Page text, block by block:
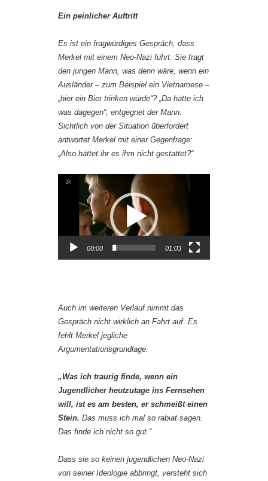
Ein peinlicher Auftritt
Es ist ein fragwürdiges Gespräch, dass
Merkel mit einem Neo-Nazi führt. Sie fragt
den jungen Mann, was denn wäre, wenn ein
Ausländer – zum Beispiel ein Vietnamese –
„hier ein Bier trinken würde“? „Da hätte ich
was dagegen“, entgegnet der Mann.
Sichtlich von der Situation überfordert
antwortet Merkel mit einer Gegenfrage:
„Also hättet ihr es ihm nicht gestattet?“
Video-
00:00 01:03
Auch im weiteren Verlauf nimmt das
Gespräch nicht wirklich an Fahrt auf. Es
fehlt Merkel jegliche
Argumentationsgrundlage.
„Was ich traurig finde, wenn ein
Jugendlicher heutzutage ins Fernsehen
will, ist es am besten, er schmeißt einen
Stein. Das muss ich mal so rabiat sagen.
Das finde ich nicht so gut.“
Dass sie so keinen jugendlichen Neo-Nazi
von seiner Ideologie abbringt, versteht sich